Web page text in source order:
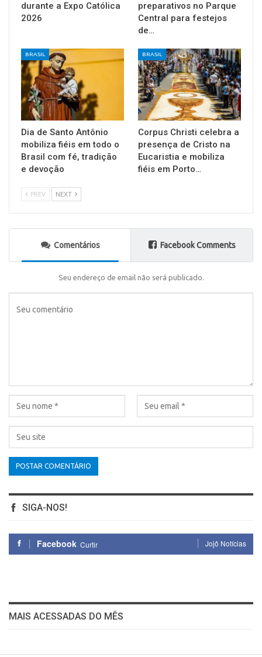
durante a Expo Católica
2026
preparativos no Parque
Central para festejos
de…
BRASIL
Dia de Santo Antônio
mobiliza fiéis em todo o
Brasil com fé, tradição
e devoção
BRASIL
Corpus Christi celebra a
presença de Cristo na
Eucaristia e mobiliza
fiéis em Porto…
PREV NEXT
Comentários Facebook Comments
Seu endereço de email não será publicado.
SIGA-NOS!
Facebook Curtir Jojô Notícias
MAIS ACESSADAS DO MÊS